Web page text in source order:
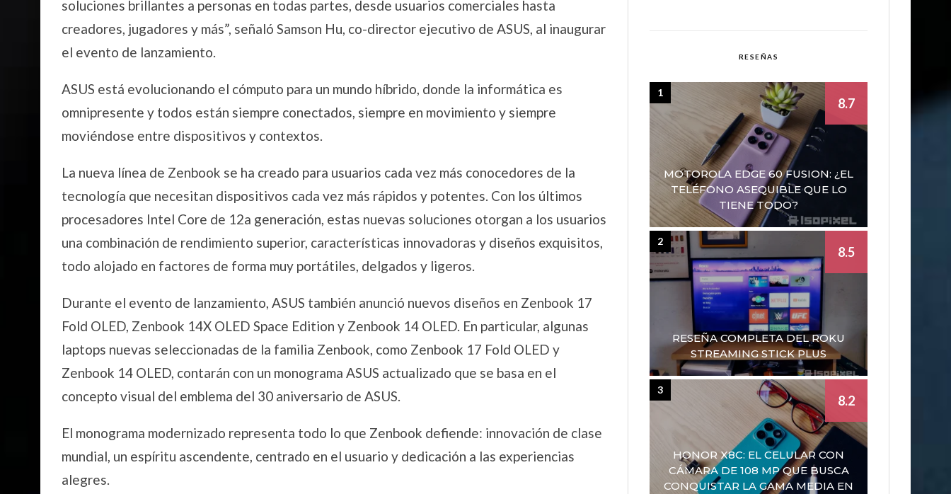
soluciones brillantes a personas en todas partes, desde usuarios comerciales hasta
creadores, jugadores y más”, señaló Samson Hu, co-director ejecutivo de ASUS, al inaugurar
el evento de lanzamiento.
ASUS está evolucionando el cómputo para un mundo híbrido, donde la informática es
omnipresente y todos están siempre conectados, siempre en movimiento y siempre
moviéndose entre dispositivos y contextos.
La nueva línea de Zenbook se ha creado para usuarios cada vez más conocedores de la
tecnología que necesitan dispositivos cada vez más rápidos y potentes. Con los últimos
procesadores Intel Core de 12a generación, estas nuevas soluciones otorgan a los usuarios
una combinación de rendimiento superior, características innovadoras y diseños exquisitos,
todo alojado en factores de forma muy portátiles, delgados y ligeros.
Durante el evento de lanzamiento, ASUS también anunció nuevos diseños en Zenbook 17
Fold OLED, Zenbook 14X OLED Space Edition y Zenbook 14 OLED. En particular, algunas
laptops nuevas seleccionadas de la familia Zenbook, como Zenbook 17 Fold OLED y
Zenbook 14 OLED, contarán con un monograma ASUS actualizado que se basa en el
concepto visual del emblema del 30 aniversario de ASUS.
El monograma modernizado representa todo lo que Zenbook defiende: innovación de clase
mundial, un espíritu ascendente, centrado en el usuario y dedicación a las experiencias
alegres.
RESEÑAS
MOTOROLA EDGE 60 FUSION: ¿EL
TELÉFONO ASEQUIBLE QUE LO
TIENE TODO?
8.7
1
RESEÑA COMPLETA DEL ROKU
STREAMING STICK PLUS
8.5
2
HONOR X8C: EL CELULAR CON
CÁMARA DE 108 MP QUE BUSCA
CONQUISTAR LA GAMA MEDIA EN
8.2
3